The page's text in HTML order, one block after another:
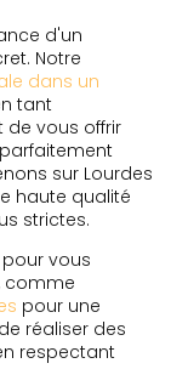
d'un
Notre
dans un
tant
de vous offrir
parfaitement
sur Lourdes
haute qualité
strictes.
vous
comme
pour une
réaliser des
respectant